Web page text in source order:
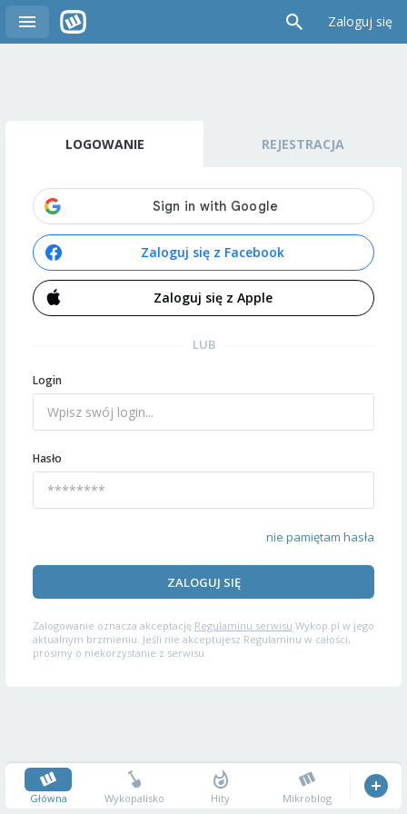
Zaloguj się
LOGOWANIE REJESTRACJA
Zaloguj się z Facebook
Zaloguj się z Apple
LUB
Login
Hasło
nie pamiętam hasła
ZALOGUJ SIĘ
Zalogowanie oznacza akceptację Regulaminu serwisu Wykop.pl w jego
aktualnym brzmieniu. Jeśli nie akceptujesz Regulaminu w całości,
prosimy o niekorzystanie z serwisu.
Główna Wykopalisko Hity Mikroblog